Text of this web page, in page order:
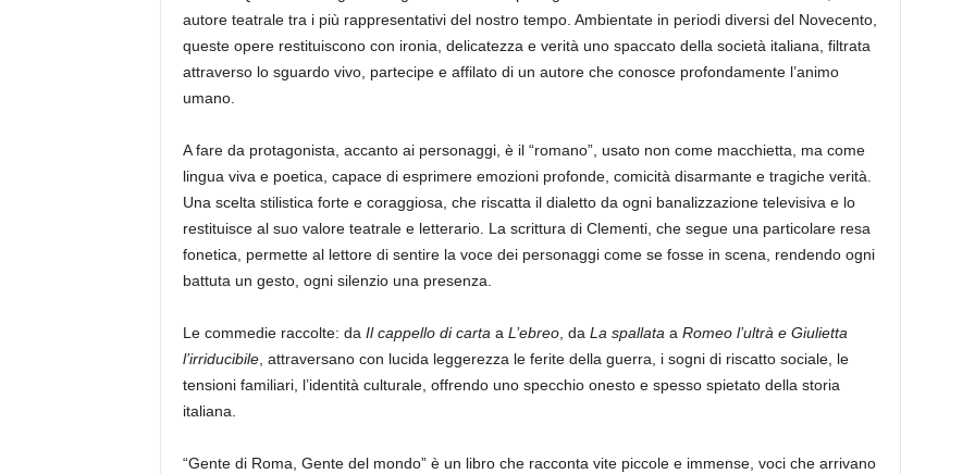
autore teatrale tra i più rappresentativi del nostro tempo. Ambientate in periodi diversi del Novecento,
queste opere restituiscono con ironia, delicatezza e verità uno spaccato della società italiana, filtrata
attraverso lo sguardo vivo, partecipe e affilato di un autore che conosce profondamente l’animo
umano.
A fare da protagonista, accanto ai personaggi, è il “romano”, usato non come macchietta, ma come
lingua viva e poetica, capace di esprimere emozioni profonde, comicità disarmante e tragiche verità.
Una scelta stilistica forte e coraggiosa, che riscatta il dialetto da ogni banalizzazione televisiva e lo
restituisce al suo valore teatrale e letterario. La scrittura di Clementi, che segue una particolare resa
fonetica, permette al lettore di sentire la voce dei personaggi come se fosse in scena, rendendo ogni
battuta un gesto, ogni silenzio una presenza.
Le commedie raccolte: da Il cappello di carta a L’ebreo, da La spallata a Romeo l’ultrà e Giulietta
l’irriducibile, attraversano con lucida leggerezza le ferite della guerra, i sogni di riscatto sociale, le
tensioni familiari, l’identità culturale, offrendo uno specchio onesto e spesso spietato della storia
italiana.
“Gente di Roma, Gente del mondo” è un libro che racconta vite piccole e immense, voci che arrivano